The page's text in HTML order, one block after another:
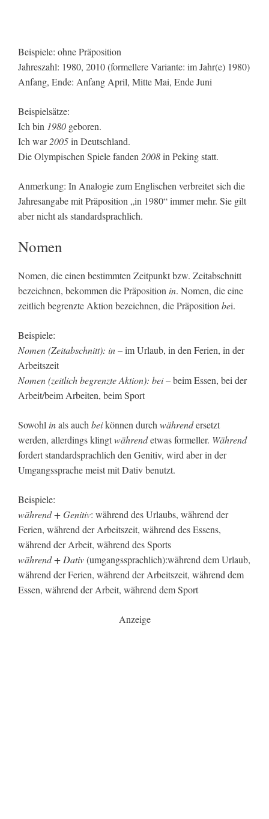
Beispiele: ohne Präposition
Jahreszahl: 1980, 2010 (formellere Variante: im Jahr(e) 1980)
Anfang, Ende: Anfang April, Mitte Mai, Ende Juni
Beispielsätze:
Ich bin 1980 geboren.
Ich war2005in Deutschland.
Die Olympischen Spiele fanden 2008in Peking statt.
Anmerkung: In Analogie zum Englischen verbreitet sich die
Jahresangabe mit Präposition „in 1980“ immer mehr. Sie gilt
aber nicht als standardsprachlich.
Nomen
Nomen, die einen bestimmten Zeitpunkt bzw. Zeitabschnitt
bezeichnen, bekommen die Präposition in. Nomen, die eine
zeitlich begrenzte Aktion bezeichnen, die Präposition bei.
Beispiele:
Nomen (Zeitabschnitt): in– im Urlaub, in den Ferien, in der
Arbeitszeit
Nomen (zeitlich begrenzte Aktion): bei– beim Essen, bei der
Arbeit/beim Arbeiten, beim Sport
Sowohl inals auch beikönnen durch währendersetzt
werden, allerdings klingtwährendetwas formeller. Während
fordert standardsprachlich den Genitiv, wird aber in der
Umgangssprache meist mit Dativ benutzt.
Beispiele:
während + Genitiv: während des Urlaubs, während der
Ferien, während der Arbeitszeit, während des Essens,
während der Arbeit, während des Sports
während + Dativ(umgangssprachlich):während dem Urlaub,
während der Ferien, während der Arbeitszeit, während dem
Essen, während der Arbeit, während dem Sport
Anzeige